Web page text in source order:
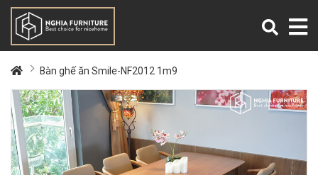
Bàn ghế ăn Smile-NF2012 1m9